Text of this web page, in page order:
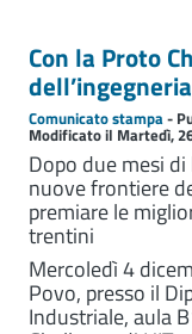
Con la Proto
Comunicato stampa-
Modificato il Martedì,
Dopo due mesi
nuove frontiere
premiare le
trentini
Mercoledì 4
Povo, presso il
Industriale, aula